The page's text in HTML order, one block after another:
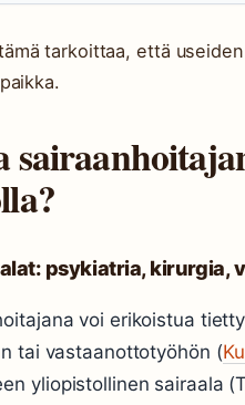
tarkoittaa, että
psykiatria, kirurgia,
voi erikoistua
tai vastaanottotyöhön (
yliopistollinen sairaala